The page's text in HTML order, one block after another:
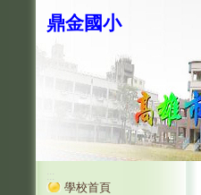
鼎金國小
:::
學校首頁